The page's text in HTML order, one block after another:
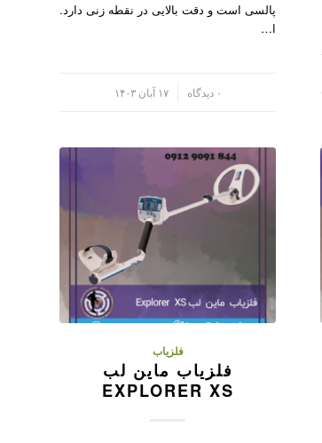
پالسی است و دقت بالایی در نقطه زنی دارد.
ا…
۰ دیدگاه ۱۷ آبان ۱۴۰۳
فلزیاب
فلزیاب ماین لب
EXPLORER XS